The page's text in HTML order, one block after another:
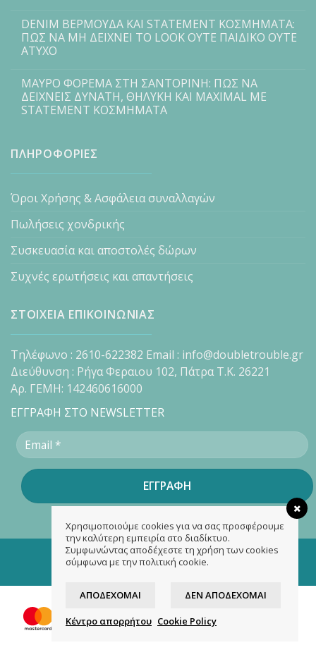
DENIM ΒΕΡΜΟΥΔΑ ΚΑΙ STATEMENT ΚΟΣΜΗΜΑΤΑ:
ΠΩΣ ΝΑ ΜΗ ΔΕΙΧΝΕΙ ΤΟ LOOK ΟΥΤΕ ΠΑΙΔΙΚΟ ΟΥΤΕ
ΑΤΥΧΟ
ΜΑΥΡΟ ΦΟΡΕΜΑ ΣΤΗ ΣΑΝΤΟΡΙΝΗ: ΠΩΣ ΝΑ
ΔΕΙΧΝΕΙΣ ΔΥΝΑΤΗ, ΘΗΛΥΚΗ ΚΑΙ MAXIMAL ΜΕ
STATEMENT ΚΟΣΜΗΜΑΤΑ
ΠΛΗΡΟΦΟΡΙΕΣ
Όροι Χρήσης & Ασφάλεια συναλλαγών
Πωλήσεις χονδρικής
Συσκευασία και αποστολές δώρων
Συχνές ερωτήσεις και απαντήσεις
ΣΤΟΙΧΕΙΑ ΕΠΙΚΟΙΝΩΝΙΑΣ
Τηλέφωνο : 2610-622382 Email : info@doubletrouble.gr
Διεύθυνση : Ρήγα Φεραιου 102, Πάτρα Τ.Κ. 26221
Αρ. ΓΕΜΗ: 142460616000
ΕΓΓΡΑΦΗ ΣΤΟ NEWSLETTER
Copyright 2026 ©doubletrouble.gr
Designed & developed by
Χρησιμοποιούμε cookies για να σας προσφέρουμε
την καλύτερη εμπειρία στο διαδίκτυο.
Συμφωνώντας αποδέχεστε τη χρήση των cookies
σύμφωνα με την πολιτική cookie.
ΑΠΟΔΈΧΟΜΑΙ ΔΕΝ ΑΠΟΔΈΧΟΜΑΙ
Κέντρο απορρήτου Cookie Policy